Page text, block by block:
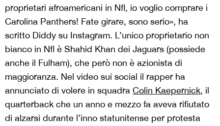
proprietari afroamericani in Nfl, io voglio comprare i
Carolina Panthers! Fate girare, sono serio», ha
scritto Diddy su Instagram. L’unico proprietario non
bianco in Nfl è Shahid Khan dei Jaguars (possiede
anche il Fulham), che però non è azionista di
maggioranza. Nel video sui social il rapper ha
annunciato di volere in squadra Colin Kaepernick, il
quarterback che un anno e mezzo fa aveva rifiutato
di alzarsi durante l’inno statunitense per protesta